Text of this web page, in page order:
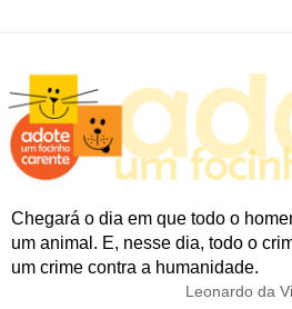
Chegará o dia em que todo o
um animal. E, nesse dia, todo o
um crime contra a humanidade.
Leonardo da